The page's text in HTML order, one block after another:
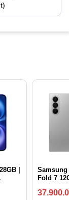
|
Samsung
Fold 7